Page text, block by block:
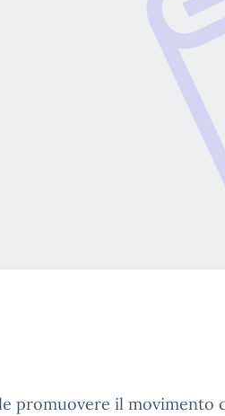
promuovere il movimento